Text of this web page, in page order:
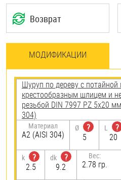
Возврат
МОДИФИКАЦИИ
Шуруп по дереву с потайной
крестообразным шлицем и
резьбой DIN 7997 PZ 5х20
304)
Материал
А2 (AISI 304)
Ø
?
5
L
?
20
k
?
2.5
dk
?
9.2
Вес:
2.78 гр.